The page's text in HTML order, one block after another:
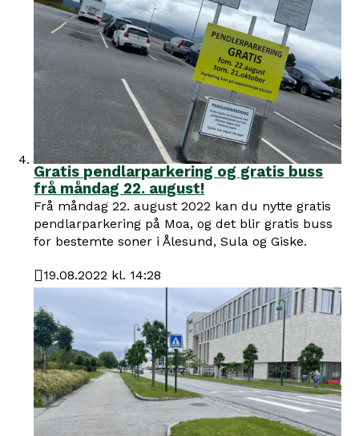
Gratis pendlarparkering og gratis buss
frå måndag 22. august!
Frå måndag 22. august 2022 kan du nytte gratis
pendlarparkering på Moa, og det blir gratis buss
for bestemte soner i Ålesund, Sula og Giske.
Publisert
19.08.2022 kl. 14:28